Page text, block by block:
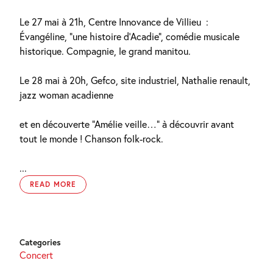
Le 27 mai à 21h, Centre Innovance de Villieu :
Évangéline, “une histoire d’Acadie”, comédie musicale
historique. Compagnie, le grand manitou.
Le 28 mai à 20h, Gefco, site industriel, Nathalie renault,
jazz woman acadienne
et en découverte “Amélie veille…” à découvrir avant
tout le monde ! Chanson folk-rock.
...
READ MORE
Categories
Concert